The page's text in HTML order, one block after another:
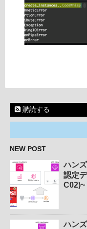
購読する
NEW POST
ハン
認定
C02)~
ハン